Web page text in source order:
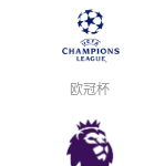
欧冠杯